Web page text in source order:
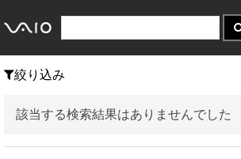
絞り込み
該当する検索結果はありませんでした